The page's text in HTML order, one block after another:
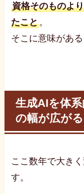
資格そのものよ
たこと。
そこに意味があ
生成AIを体
の幅が広がる
ここ数年で大き
す。